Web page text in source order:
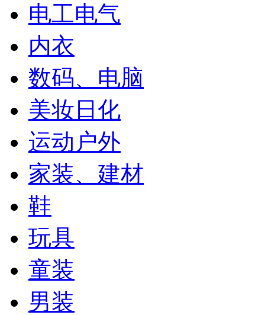
电工电气
内衣
数码、电脑
美妆日化
运动户外
家装、建材
鞋
玩具
童装
男装